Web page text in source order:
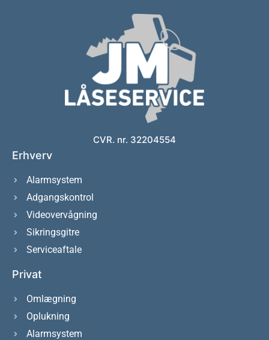
CVR. nr. 32204554
Erhverv
Alarmsystem
Adgangskontrol
Videovervågning
Sikringsgitre
Serviceaftale
Privat
Omlægning
Oplukning
Alarmsystem